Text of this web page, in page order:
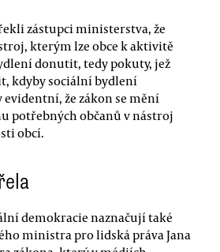
zástupci ministerstva, že
kterým lze obce k aktivitě
donutit, tedy pokuty, jež
kdyby sociální bydlení
evidentní, že zákon se mění
potřebných občanů v nástroj
obcí.
demokracie naznačují také
ministra pro lidská práva Jana